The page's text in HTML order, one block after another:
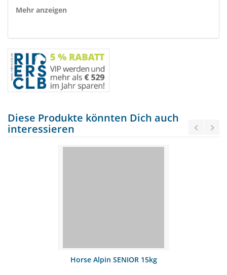
Mehr anzeigen
Diese Produkte könnten Dich auch
interessieren
Horse Alpin SENIOR 15kg